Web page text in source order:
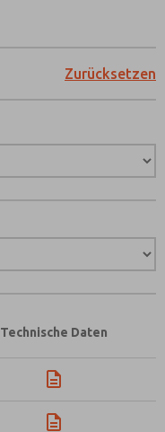
Zurücksetzen
Technische Daten